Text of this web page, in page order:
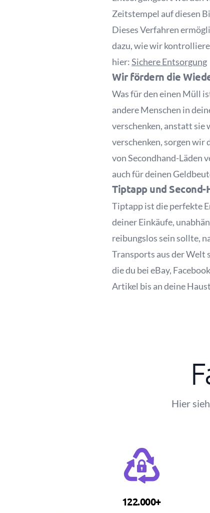
Zeitstempel auf diesen
Dieses Verfahren
dazu, wie wir
hier:Sichere Entsorgung
Wir fördern die
Was für den einen Müll
andere Menschen in
verschenken, anstatt sie
verschenken, sorgen wir
von Secondhand-Läden
auch für deinen
Tiptapp und Second-
Tiptapp ist die perfekte
deiner Einkäufe,
reibungslos sein sollte,
Transports aus der Welt
die du bei eBay,
Artikel bis an deine
Hier
122.000+